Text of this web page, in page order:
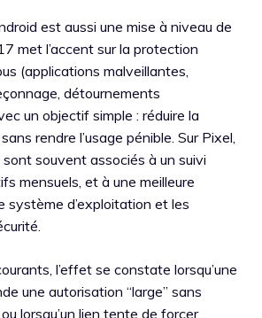
est aussi une mise à niveau de
met l’accent sur la protection
(applications malveillantes,
détournements
un objectif simple : réduire la
rendre l’usage pénible. Sur Pixel,
souvent associés à un suivi
mensuels, et à une meilleure
système d’exploitation et les
l’effet se constate lorsqu’une
une autorisation “large” sans
lorsqu’un lien tente de forcer